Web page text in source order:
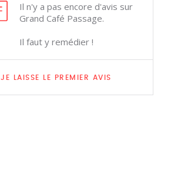
Il n'y a pas encore d'avis sur
Grand Café Passage.
Il faut y remédier !
JE LAISSE LE PREMIER AVIS